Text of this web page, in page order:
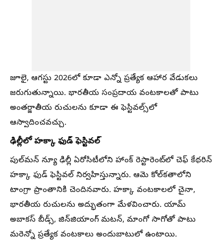
జూలై, ఆగస్టు 2026లో కూడా ఎన్నో ప్రత్యేక ఆహార వేడుకలు
జరుగుతున్నాయి. భారతీయ సంప్రదాయ వంటకాలతో పాటు
అంతర్జాతీయ రుచులను కూడా ఈ ఫెస్టివల్స్‌లో
ఆస్వాదించవచ్చు.
ఢిల్లీలో హక్కా ఫుడ్ ఫెస్టివల్
పుల్‌మన్ న్యూ ఢిల్లీ ఏరోసిటీలోని హాంక్ రెస్టారెంట్‌లో చెఫ్ కేథరిన్
హక్కా ఫుడ్ ఫెస్టివల్ నిర్వహిస్తున్నారు. ఆమె కోల్‌కతాలోని
టాంగ్రా ప్రాంతానికి చెందినవారు. హక్కా వంటకాలలో చైనా,
భారతీయ రుచులను అద్భుతంగా మేళవించారు. యామ్
అబాకస్ బీడ్స్, జిన్‌జియాంగ్ మటన్, మాంగో సాగోతో పాటు
మరెన్నో ప్రత్యేక వంటకాలు అందుబాటులో ఉంటాయి.